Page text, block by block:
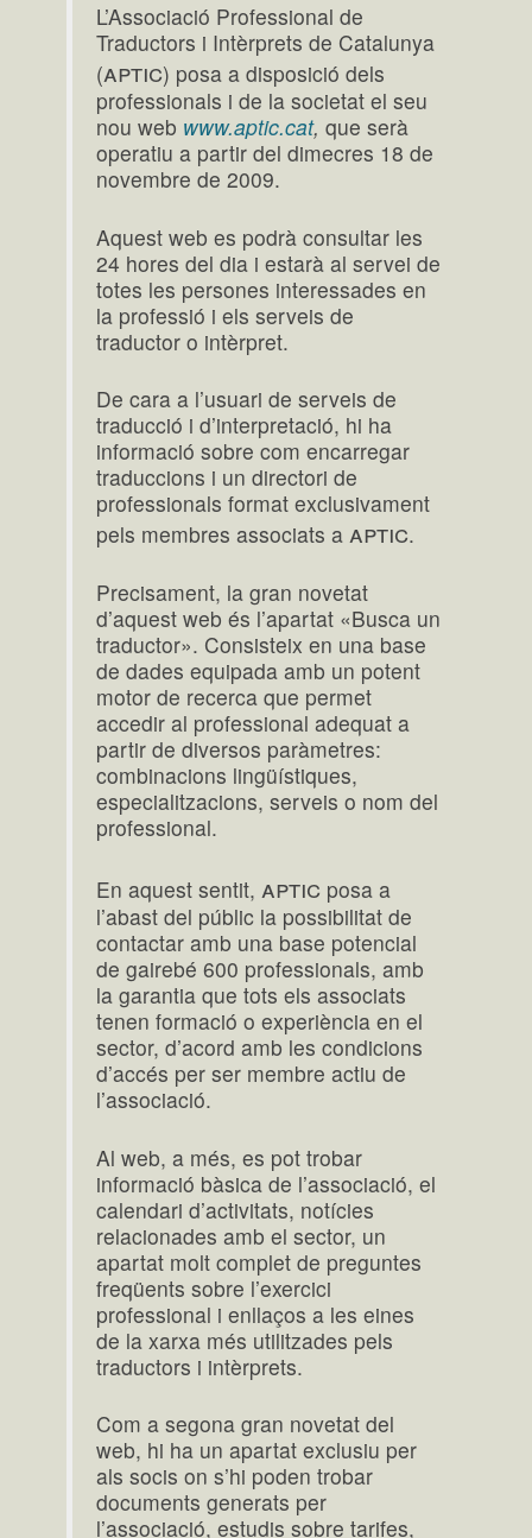
L’Associació Professional de
Traductors i Intèrprets de Catalunya
(aptic) posa a disposició dels
professionals i de la societat el seu
nou web www.aptic.cat, que serà
operatiu a partir del dimecres 18 de
novembre de 2009.
Aquest web es podrà consultar les
24 hores del dia i estarà al servei de
totes les persones interessades en
la professió i els serveis de
traductor o intèrpret.
De cara a l’usuari de serveis de
traducció i d’interpretació, hi ha
informació sobre com encarregar
traduccions i un directori de
professionals format exclusivament
pels membres associats a aptic.
Precisament, la gran novetat
d’aquest web és l’apartat «Busca un
traductor». Consisteix en una base
de dades equipada amb un potent
motor de recerca que permet
accedir al professional adequat a
partir de diversos paràmetres:
combinacions lingüístiques,
especialitzacions, serveis o nom del
professional.
En aquest sentit,aptic posa a
l’abast del públic la possibilitat de
contactar amb una base potencial
de gairebé 600 professionals, amb
la garantia que tots els associats
tenen formació o experiència en el
sector, d’acord amb les condicions
d’accés per ser membre actiu de
l’associació.
Al web, a més, es pot trobar
informació bàsica de l’associació, el
calendari d’activitats, notícies
relacionades amb el sector, un
apartat molt complet de preguntes
freqüents sobre l’exercici
professional i enllaços a les eines
de la xarxa més utilitzades pels
traductors i intèrprets.
Com a segona gran novetat del
web, hi ha un apartat exclusiu per
als socis on s’hi poden trobar
documents generats per
l’associació, estudis sobre tarifes,